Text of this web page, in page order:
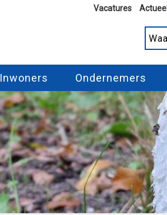
Vacatures Actueel
Inwoners Ondernemers